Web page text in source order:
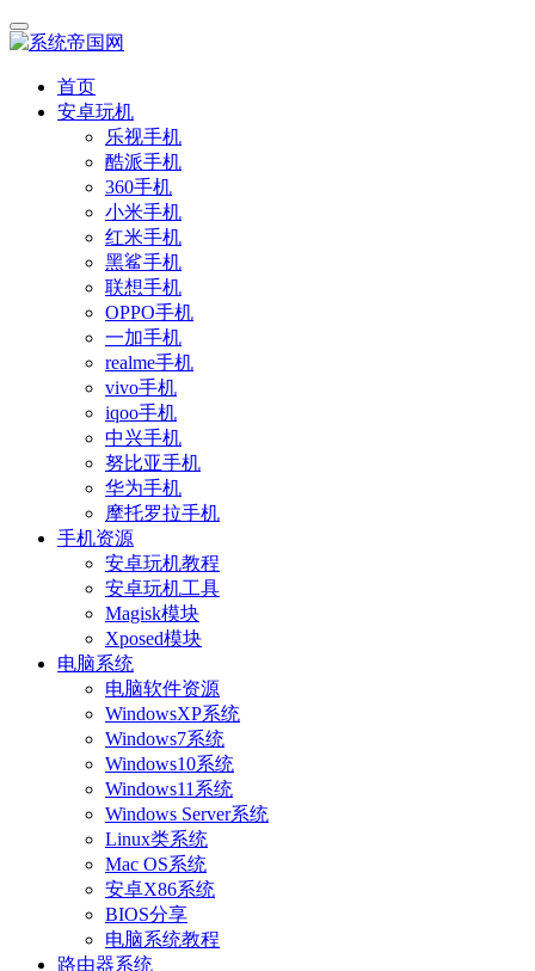
首页
安卓玩机
乐视手机
酷派手机
360手机
小米手机
红米手机
黑鲨手机
联想手机
OPPO手机
一加手机
realme手机
vivo手机
iqoo手机
中兴手机
努比亚手机
华为手机
摩托罗拉手机
手机资源
安卓玩机教程
安卓玩机工具
Magisk模块
Xposed模块
电脑系统
电脑软件资源
WindowsXP系统
Windows7系统
Windows10系统
Windows11系统
Windows Server系统
Linux类系统
Mac OS系统
安卓X86系统
BIOS分享
电脑系统教程
路由器系统